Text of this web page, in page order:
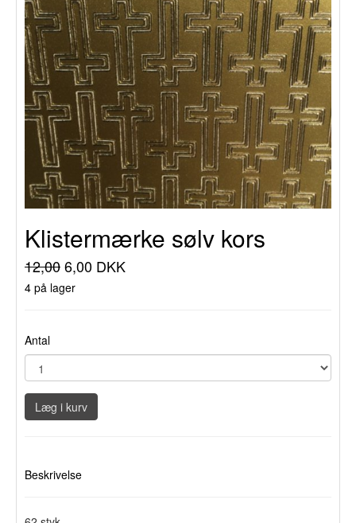
Klistermærke sølv kors
12,006,00 DKK
4 på lager
Antal
Læg i kurv
Beskrivelse